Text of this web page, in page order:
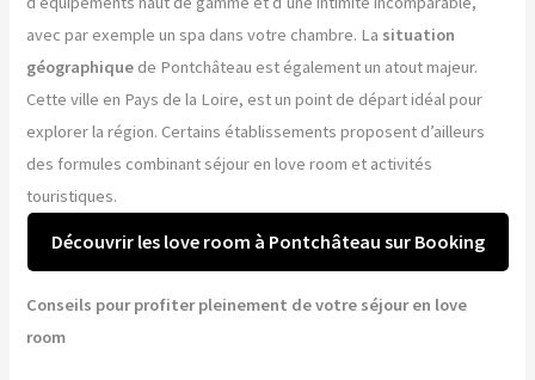
avec par exemple un spa dans votre chambre. La situation
géographique de Pontchâteau est également un atout majeur.
Cette ville en Pays de la Loire, est un point de départ idéal pour
explorer la région. Certains établissements proposent d’ailleurs
des formules combinant séjour en love room et activités
touristiques.
Découvrir les love room à Pontchâteau sur Booking
Conseils pour profiter pleinement de votre séjour en love
room